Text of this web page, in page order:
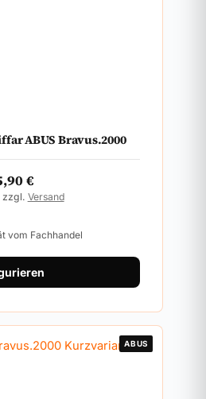
ABUS Bravus.2000
€
zzgl. Versand
vom Fachhandel
ABUS